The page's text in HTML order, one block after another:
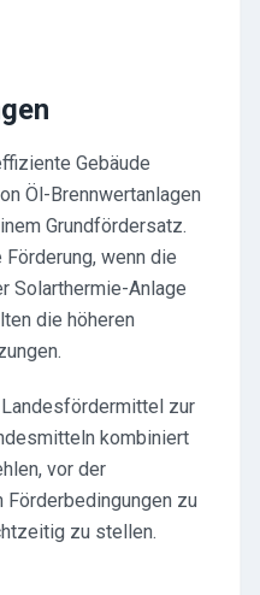
Gebäude
Öl-Brennwertanlagen
Grundfördersatz.
wenn die
Solarthermie-Anlage
die höheren
zur
kombiniert
vor der
Förderbedingungen zu
zu stellen.